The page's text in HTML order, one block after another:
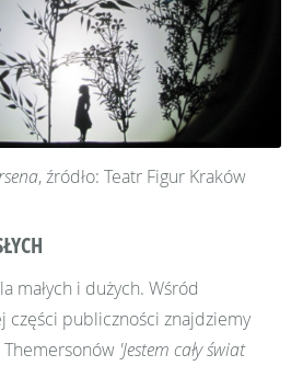
, źródło: Teatr Figur Kraków
małych i dużych. Wśród
części publiczności znajdziemy
'Jestem cały świat